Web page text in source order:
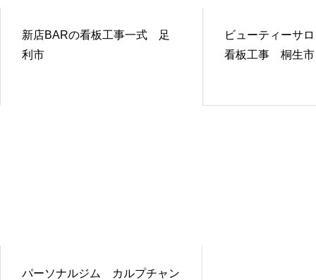
新店BARの看板工事一式 足
利市
ビューティーサ
看板工事 桐生市
パーソナルジム カルプチャン